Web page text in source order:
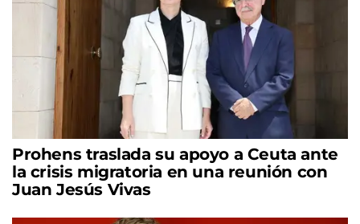
Prohens traslada su apoyo a Ceuta ante
la crisis migratoria en una reunión con
Juan Jesús Vivas